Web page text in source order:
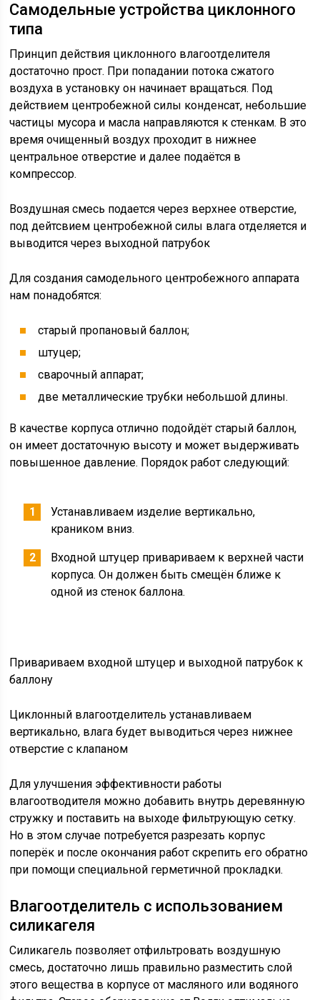
Самодельные устройства циклонного
типа
Принцип действия циклонного влагоотделителя
достаточно прост. При попадании потока сжатого
воздуха в установку он начинает вращаться. Под
действием центробежной силы конденсат, небольшие
частицы мусора и масла направляются к стенкам. В это
время очищенный воздух проходит в нижнее
центральное отверстие и далее подаётся в
компрессор.
Воздушная смесь подается через верхнее отверстие,
под дейтсвием центробежной силы влага отделяется и
выводится через выходной патрубок
Для создания самодельного центробежного аппарата
нам понадобятся:
старый пропановый баллон;
штуцер;
сварочный аппарат;
две металлические трубки небольшой длины.
В качестве корпуса отлично подойдёт старый баллон,
он имеет достаточную высоту и может выдерживать
повышенное давление. Порядок работ следующий:
Устанавливаем изделие вертикально,
краником вниз.
Входной штуцер привариваем к верхней части
корпуса. Он должен быть смещён ближе к
одной из стенок баллона.
Привариваем входной штуцер и выходной патрубок к
баллону
Циклонный влагоотделитель устанавливаем
вертикально, влага будет выводиться через нижнее
отверстие с клапаном
Для улучшения эффективности работы
влагоотводителя можно добавить внутрь деревянную
стружку и поставить на выходе фильтрующую сетку.
Но в этом случае потребуется разрезать корпус
поперёк и после окончания работ скрепить его обратно
при помощи специальной герметичной прокладки.
Влагоотделитель с использованием
силикагеля
Силикагель позволяет отфильтровать воздушную
смесь, достаточно лишь правильно разместить слой
этого вещества в корпусе от масляного или водяного